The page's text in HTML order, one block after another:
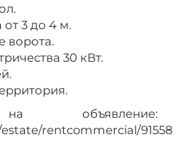
от 3 до 4 м.
ворота.
30 кВт.
объявление:
rentcommercial/91558